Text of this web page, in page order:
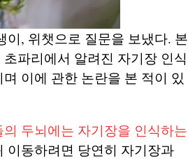
이, 위챗으로 질문을 보냈다. 본
파리에서 알려진 자기장 인식
이에 관한 논란을 본 적이 있
두뇌에는 자기장을 인식하는
이동하려면 당연히 자기장과